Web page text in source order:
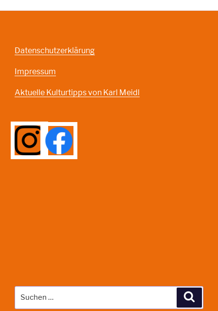
Datenschutzerklärung
Impressum
Aktuelle Kulturtipps von Karl Meidl